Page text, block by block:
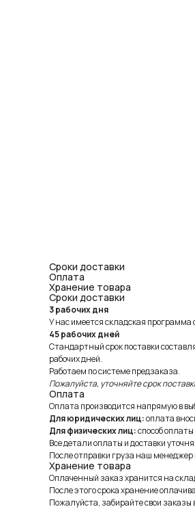
Сроки доставки
Оплата
Хранение товара
Сроки доставки
3 рабочих дня
У нас имеется складская программа
45 рабочих дней
Стандартный срок поставки
рабочих дней.
Работаем по системе предзаказа.
Пожалуйста, уточняйте срок
Оплата
Оплата производится напрямую в
Для юридических лиц:оплата
Для физических лиц:способ
Все детали оплаты и доставки
После отправки груза наш
Хранение товара
Оплаченный заказ хранится на
После этого срока хранение
Пожалуйста, забирайте свои заказы